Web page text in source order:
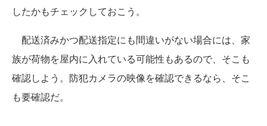
したかもチェックしておこう。
配送済みかつ配送指定にも間違いがない場合には、家
族が荷物を屋内に入れている可能性もあるので、そこも
確認しよう。防犯カメラの映像を確認できるなら、そこ
も要確認だ。